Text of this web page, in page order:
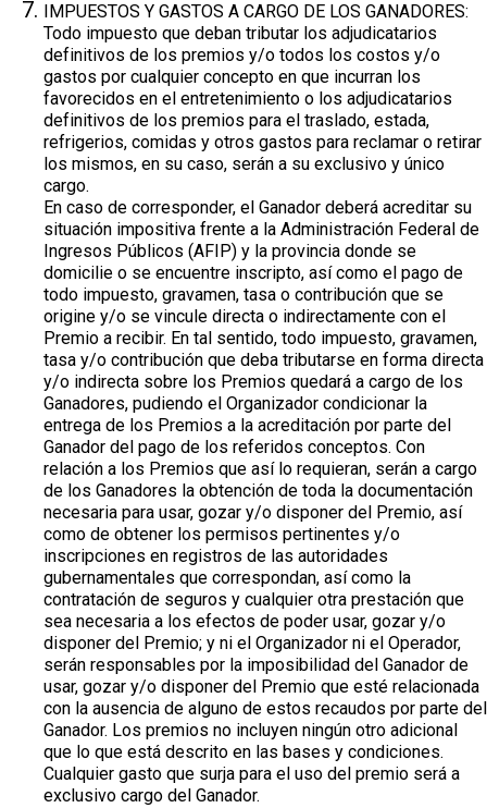
IMPUESTOS Y GASTOS A CARGO DE LOS GANADORES:
Todo impuesto que deban tributar los adjudicatarios
definitivos de los premios y/o todos los costos y/o
gastos por cualquier concepto en que incurran los
favorecidos en el entretenimiento o los adjudicatarios
definitivos de los premios para el traslado, estada,
refrigerios, comidas y otros gastos para reclamar o retirar
los mismos, en su caso, serán a su exclusivo y único
cargo.
En caso de corresponder, el Ganador deberá acreditar su
situación impositiva frente a la Administración Federal de
Ingresos Públicos (AFIP) y la provincia donde se
domicilie o se encuentre inscripto, así como el pago de
todo impuesto, gravamen, tasa o contribución que se
origine y/o se vincule directa o indirectamente con el
Premio a recibir. En tal sentido, todo impuesto, gravamen,
tasa y/o contribución que deba tributarse en forma directa
y/o indirecta sobre los Premios quedará a cargo de los
Ganadores, pudiendo el Organizador condicionar la
entrega de los Premios a la acreditación por parte del
Ganador del pago de los referidos conceptos. Con
relación a los Premios que así lo requieran, serán a cargo
de los Ganadores la obtención de toda la documentación
necesaria para usar, gozar y/o disponer del Premio, así
como de obtener los permisos pertinentes y/o
inscripciones en registros de las autoridades
gubernamentales que correspondan, así como la
contratación de seguros y cualquier otra prestación que
sea necesaria a los efectos de poder usar, gozar y/o
disponer del Premio; y ni el Organizador ni el Operador,
serán responsables por la imposibilidad del Ganador de
usar, gozar y/o disponer del Premio que esté relacionada
con la ausencia de alguno de estos recaudos por parte del
Ganador. Los premios no incluyen ningún otro adicional
que lo que está descrito en las bases y condiciones.
Cualquier gasto que surja para el uso del premio será a
exclusivo cargo del Ganador.